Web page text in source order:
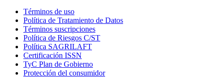
Términos de uso
in
new
window
Política de Tratamiento de Datos
Términos suscripciones
in
Política de Riesgos C/ST
Política SAGRILAFT
new
window
Certificación ISSN
in
new
TyC Plan de Gobierno
in
Protección del consumidorOpens